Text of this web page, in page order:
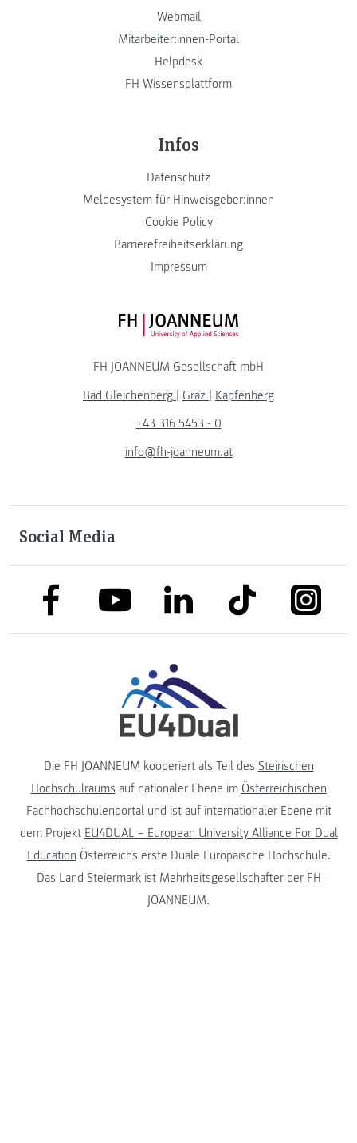
Webmail
Mitarbeiter:innen-Portal
Helpdesk
FH Wissensplattform
Infos
Datenschutz
Meldesystem für Hinweisgeber:innen
Cookie Policy
Barrierefreiheitserklärung
Impressum
FH JOANNEUM Logo
FH JOANNEUM Gesellschaft mbH
Bad Gleichenberg | Graz | Kapfenberg
+43 316 5453 - 0
info@fh-joanneum.at
Social Media
link to facebooklink to youtubelink to linkedinlink to tiktok link to
Die FH JOANNEUM kooperiert als Teil des Steirischen
Hochschulraums auf nationaler Ebene im Österreichischen
Fachhochschulenportalund ist auf internationaler Ebene mit
dem Projekt EU4DUAL – European University Alliance For Dual
Education Österreichs erste Duale Europäische Hochschule.
Das Land Steiermarkist Mehrheitsgesellschafter der FH
JOANNEUM.